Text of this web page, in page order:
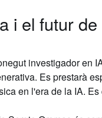
i el futur
investigador en
Es prestarà
en l'era de la IA.